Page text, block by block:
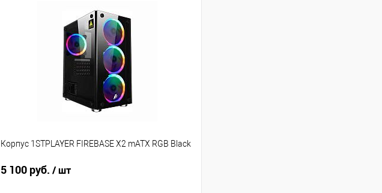
В корзину
Купить в 1 клик
Сравнение
В наличии
Корпус 1STPLAYER FIREBASE X2 mATX RGB Black
5 100 руб. / шт